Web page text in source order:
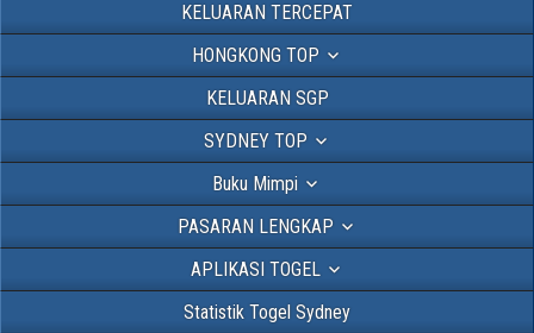
KELUARAN TERCEPAT
HONGKONG TOP
KELUARAN SGP
SYDNEY TOP
Buku Mimpi
PASARAN LENGKAP
APLIKASI TOGEL
Statistik Togel Sydney